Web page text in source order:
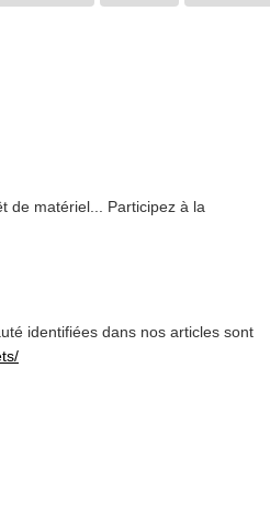
de matériel... Participez à la
identifiées dans nos articles sont